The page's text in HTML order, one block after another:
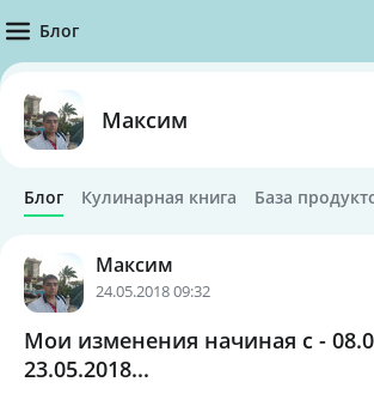
Блог
Максим
Блог Кулинарная книга База
Максим
24.05.2018 09:32
Мои изменения начиная с -
23.05.2018...